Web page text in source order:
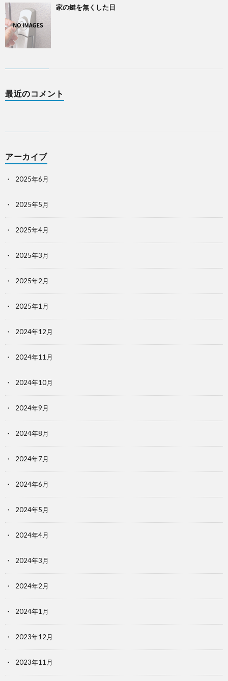
家の鍵を無くした日
最近のコメント
アーカイブ
2025年6月
2025年5月
2025年4月
2025年3月
2025年2月
2025年1月
2024年12月
2024年11月
2024年10月
2024年9月
2024年8月
2024年7月
2024年6月
2024年5月
2024年4月
2024年3月
2024年2月
2024年1月
2023年12月
2023年11月